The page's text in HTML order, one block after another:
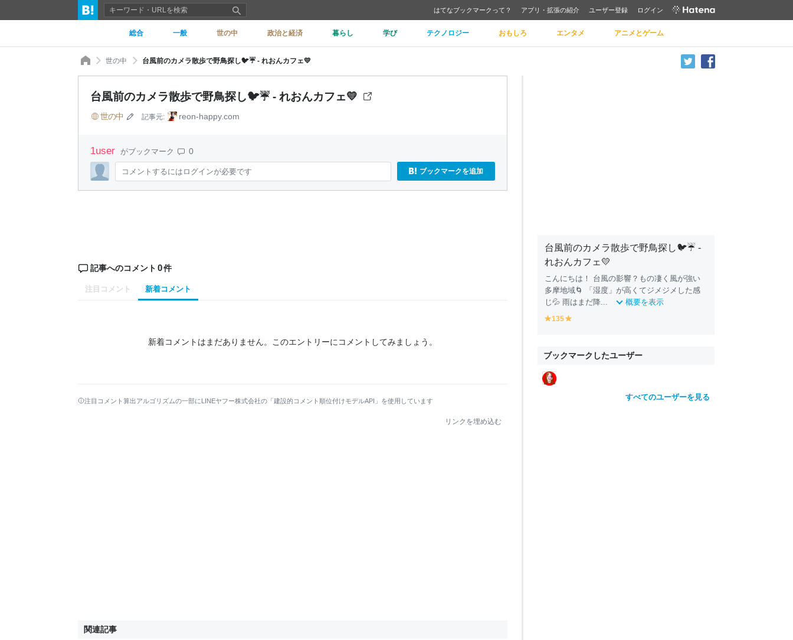
はてなブックマークって？ アプリ・拡張の紹介 ユーザー登録 ログイン
総合 一般 世の中 政治と経済 暮らし 学び テクノロジー おもしろ エンタメ アニメとゲーム
世の中 台風前のカメラ散歩で野鳥探し🐦☔ - れおんカフェ💛
台風前のカメラ散歩で野鳥探し🐦☔ - れおんカフェ💛
世の中 記事元: reon-happy.com
1user がブックマーク 0
コメントするにはログインが必要です ブックマークを追加
記事へのコメント 0件
注目コメント 新着コメント
新着コメントはまだありません。 このエントリーにコメントしてみましょう。
注目コメント算出アルゴリズムの一部にLINEヤフー株式会社の「建設的コメント順位付けモデルAPI」を使用しています
リンクを埋め込む
関連記事
台風前のカメラ散歩で野鳥探し🐦☔ -
れおんカフェ💛
こんにちは！ 台風の影響？もの凄く風が強い
多摩地域🌀 「湿度」が高くてジメジメした感
じ💦 雨はまだ降...
概要を表示
y
o
w
135
o
ブックマークしたユーザー
すべてのユーザーを見る